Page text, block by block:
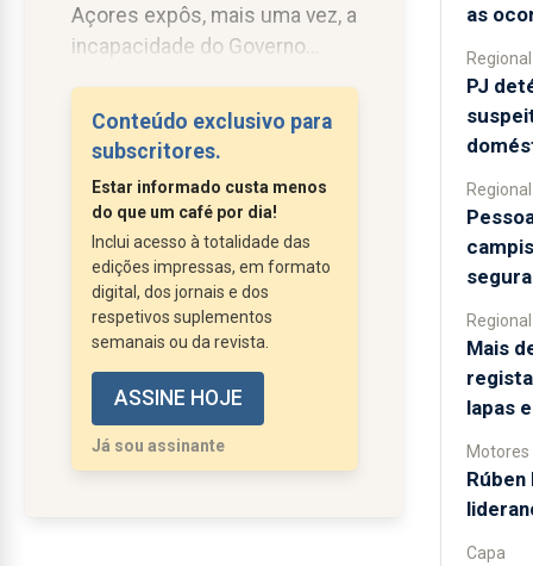
Açores expôs, mais uma vez, a
incapacidade do Governo
urgência da situação.
Em março, o Bloco apresentou
mitigar o impacto nos
orçamentos das famílias e na
economia. A proposta foi
aprovada. Mas o Governo
limitou-se a uma redução
tímida do ISP em abril e ficou
inerte quando, em maio, os
preços voltaram a disparar....
Conteúdo exclusivo para
subscritores.
Estar informado custa menos
do que um café por dia!
Inclui acesso à totalidade das
edições impressas, em formato
digital, dos jornais e dos
respetivos suplementos
semanais ou da revista.
ASSINE HOJE
Já sou assinante
as
Regional
PJ
Regional
Regional
Mais
lapas
Motores
Capa